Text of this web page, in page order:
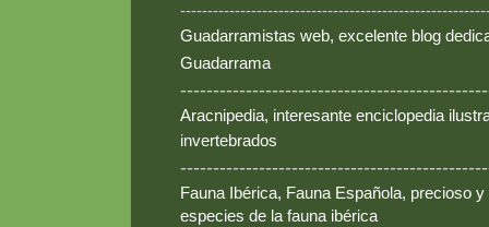
Guadarramistas web, excelente blog
Guadarrama
Aracnipedia, interesante enciclopedia
invertebrados
Fauna Ibérica, Fauna Española, precioso
especies de la fauna ibérica